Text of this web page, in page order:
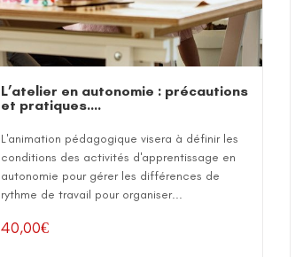
L’atelier en autonomie : précautions
et pratiques….
L'animation pédagogique visera à définir les
conditions des activités d'apprentissage en
autonomie pour gérer les différences de
rythme de travail pour organiser...
40,00€